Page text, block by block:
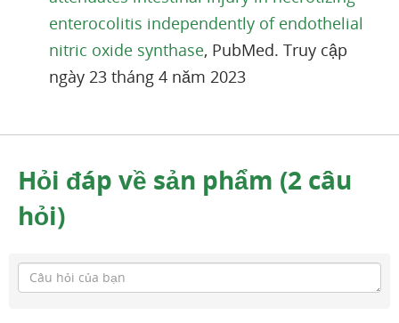
enterocolitis independently of endothelial
nitric oxide synthase, PubMed. Truy cập
ngày 23 tháng 4 năm 2023
Hỏi đáp về sản phẩm (2 câu
hỏi)